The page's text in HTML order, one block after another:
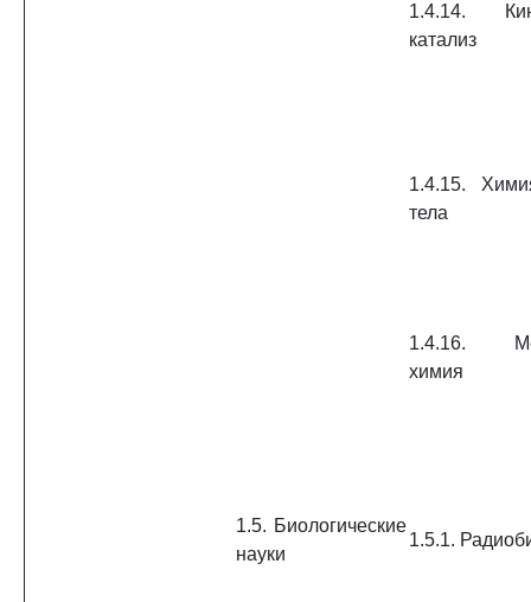
1.4.14.
катализ
1.4.15.
тела
1.4.16.
химия
1.5. Биологические
науки
1.5.1.